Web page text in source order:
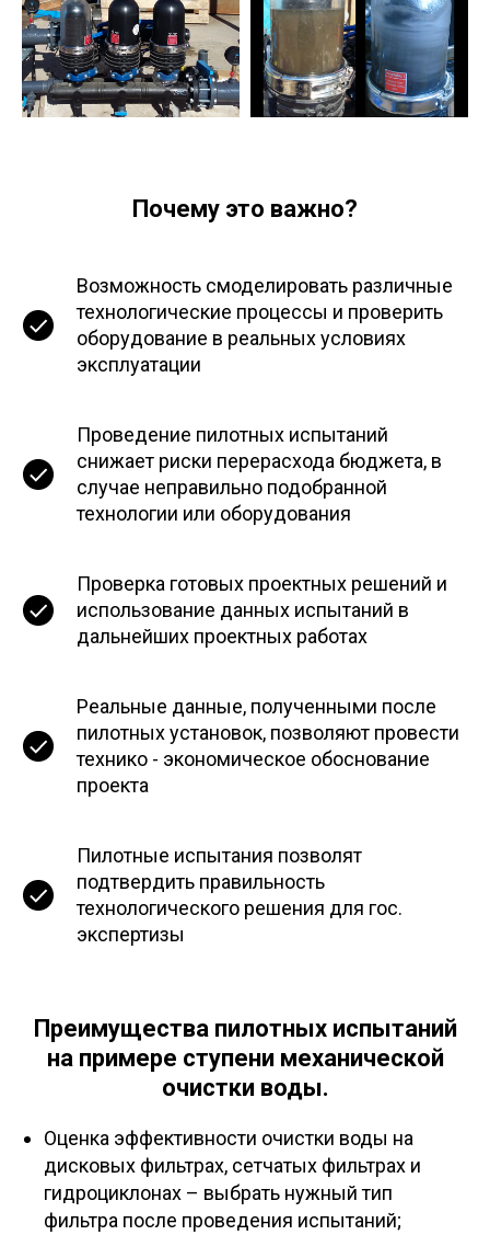
Почему это важно?
Возможность смоделировать различные
технологические процессы и проверить
оборудование в реальных условиях
эксплуатации
Проведение пилотных испытаний
снижает риски перерасхода бюджета, в
случае неправильно подобранной
технологии или оборудования
Проверка готовых проектных решений и
использование данных испытаний в
дальнейших проектных работах
Реальные данные, полученными после
пилотных установок, позволяют провести
технико - экономическое обоснование
проекта
Пилотные испытания позволят
подтвердить правильность
технологического решения для гос.
экспертизы
Преимущества пилотных испытаний
на примере ступени механической
очистки воды.
Оценка эффективности очистки воды на
дисковых фильтрах, сетчатых фильтрах и
гидроциклонах – выбрать нужный тип
фильтра после проведения испытаний;